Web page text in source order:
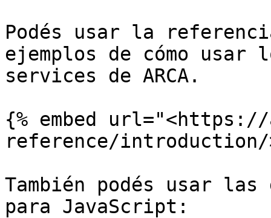
Podés usar la
ejemplos de cómo usar
services de ARCA.
{% embed
reference/introduction/
También podés usar
para JavaScript: